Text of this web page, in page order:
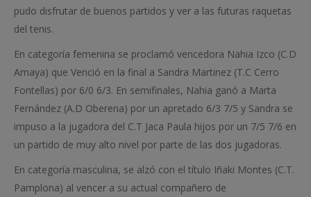
pudo disfrutar de buenos partidos y ver a las futuras raquetas
del tenis.
En categoría femenina se proclamó vencedora Nahia Izco (C.D
Amaya) que Venció en la final a Sandra Martinez (T.C Cerro
Fontellas) por 6/0 6/3. En semifinales, Nahia ganó a Marta
Fernández (A.D Oberena) por un apretado 6/3 7/5 y Sandra se
impuso a la jugadora del C.T Jaca Paula hijos por un 7/5 7/6 en
un partido de muy alto nivel por parte de las dos jugadoras.
En categoría masculina, se alzó con el título Iñaki Montes (C.T.
Pamplona) al vencer a su actual compañero de